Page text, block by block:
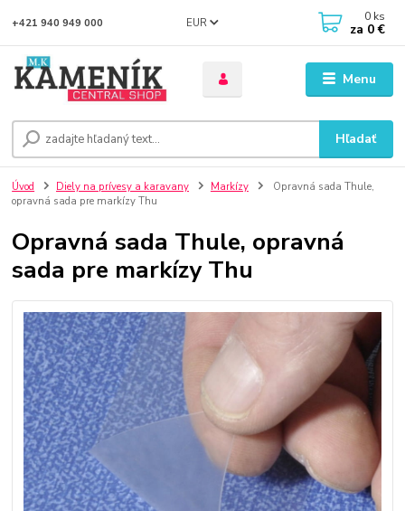
Menu
EUR
Hľadať
+421 940 949 000 0 ks
za 0 €
Úvod Diely na prívesy a karavany Markízy
Opravná sada Thule,
opravná sada pre markízy Thu
Opravná sada Thule, opravná
sada pre markízy Thu